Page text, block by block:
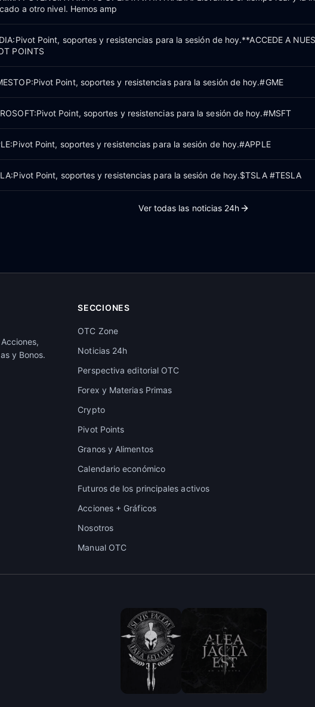
a otro nivel. Hemos amp
Point, soportes y resistencias para la sesión de hoy.**ACCEDE A
POINTS
Point, soportes y resistencias para la sesión de hoy.#GME
Point, soportes y resistencias para la sesión de hoy.#MSFT
Point, soportes y resistencias para la sesión de hoy.#APPLE
Point, soportes y resistencias para la sesión de hoy.$TSLA #TESLA
Ver todas las noticias 24h
y Bonos.
SECCIONES
OTC Zone
Noticias 24h
Perspectiva editorial OTC
Forex y Materias Primas
Crypto
Pivot Points
Granos y Alimentos
Calendario económico
Futuros de los principales activos
Acciones + Gráficos
Nosotros
Manual OTC